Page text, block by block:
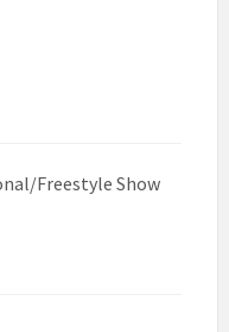
Freestyle Show